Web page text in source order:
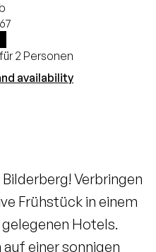
2 Personen
availability
Verbringen
Frühstück in einem
gelegenen Hotels.
auf einer sonnigen